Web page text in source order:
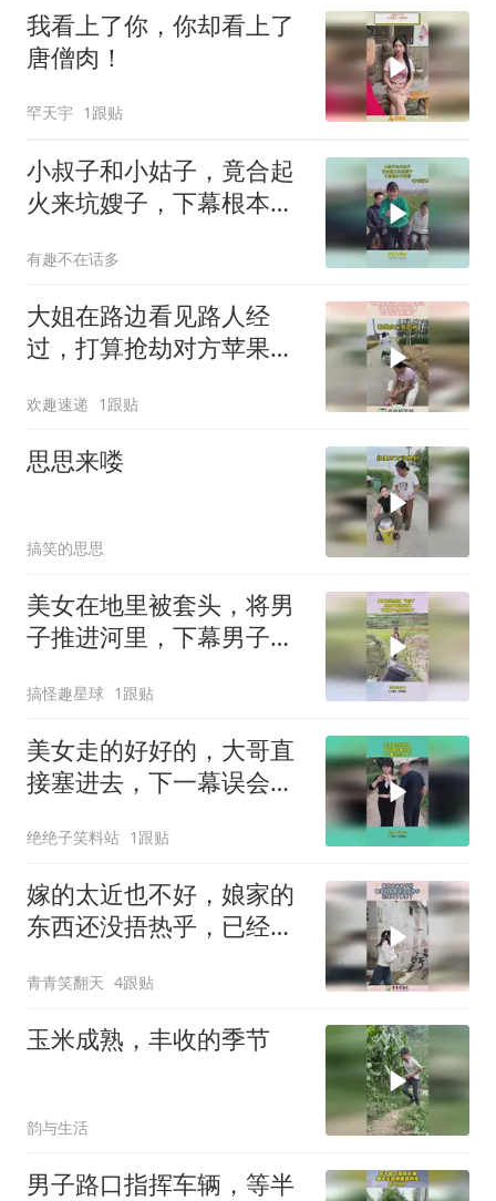
我看上了你，你却看上了
唐僧肉！
罕天宇 1跟贴
小叔子和小姑子，竟合起
火来坑嫂子，下幕根本不
有趣不在话多
大姐在路边看见路人经
过，打算抢劫对方苹果，
欢趣速递 1跟贴
思思来喽
搞笑的思思
美女在地里被套头，将男
子推进河里，下幕男子想
搞怪趣星球 1跟贴
美女走的好好的，大哥直
接塞进去，下一幕误会太
绝绝子笑料站 1跟贴
嫁的太近也不好，娘家的
东西还没捂热乎，已经到
青青笑翻天 4跟贴
玉米成熟，丰收的季节
韵与生活
男子路口指挥车辆，等半